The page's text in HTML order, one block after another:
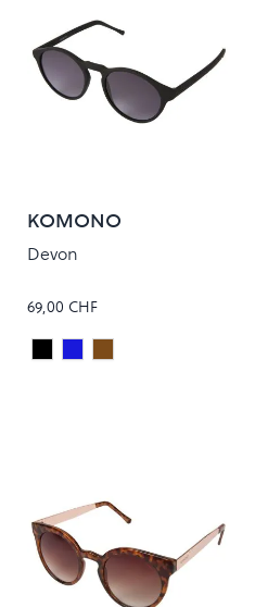
KOMONO
Devon
69,00 CHF
Colour
Carbon
WINDDARK TORTOISE